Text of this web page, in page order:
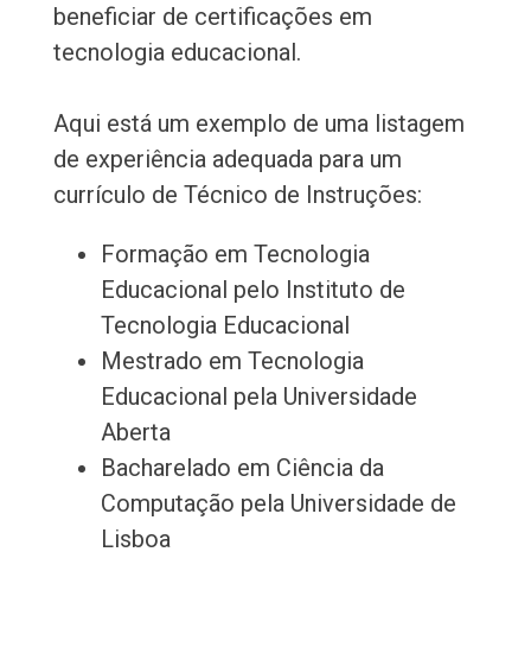
beneficiar de certificações em
tecnologia educacional.
Aqui está um exemplo de uma listagem
de experiência adequada para um
currículo de Técnico de Instruções:
Formação em Tecnologia
Educacional pelo Instituto de
Tecnologia Educacional
Mestrado em Tecnologia
Educacional pela Universidade
Aberta
Bacharelado em Ciência da
Computação pela Universidade de
Lisboa